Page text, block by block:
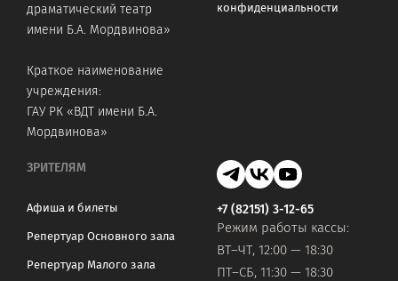
драматический театр
имени Б.А. Мордвинова»
Краткое наименование
учреждения:
ГАУ РК «ВДТ имени Б.А.
Мордвинова»
конфиденциальности
ЗРИТЕЛЯМ
Афиша и билеты
Репертуар Основного зала
Репертуар Малого зала
+7 (82151) 3-12-65
Режим работы кассы:
ВТ–ЧТ, 12:00 — 18:30
ПТ–СБ, 11:30 — 18:30